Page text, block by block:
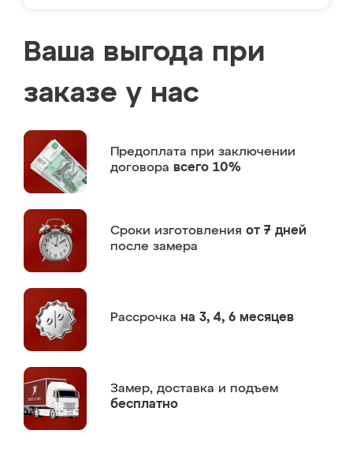
Ваша выгода при
заказе у нас
Предоплата при заключении
договора всего 10%
Сроки изготовления от 7 дней
после замера
Рассрочка на 3, 4, 6 месяцев
Замер, доставка и подъем
бесплатно